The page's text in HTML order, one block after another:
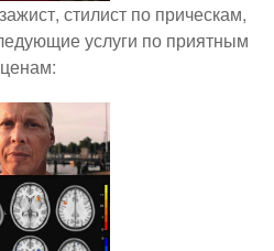
стилист по прическам,
услуги по приятным
ценам: